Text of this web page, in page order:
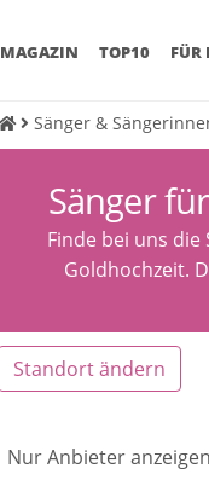
MAGAZIN (CURRENT)
TOP10 FÜR
Sänger &
Sänger
Finde bei uns
Goldhochzeit.
Standort ändern
Nur Anbieter